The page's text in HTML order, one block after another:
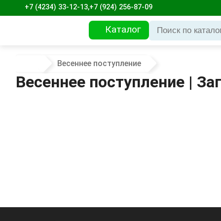
+7 (4234) 33-12-13,+7 (924) 256-87-09
Каталог
Весеннее поступление
Весеннее поступление |